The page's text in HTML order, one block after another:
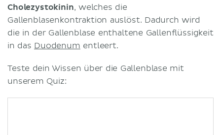
Cholezystokinin, welches die
Gallenblasenkontraktion auslöst. Dadurch wird
die in der Gallenblase enthaltene Gallenflüssigkeit
in das Duodenum entleert.
Teste dein Wissen über die Gallenblase mit
unserem Quiz: